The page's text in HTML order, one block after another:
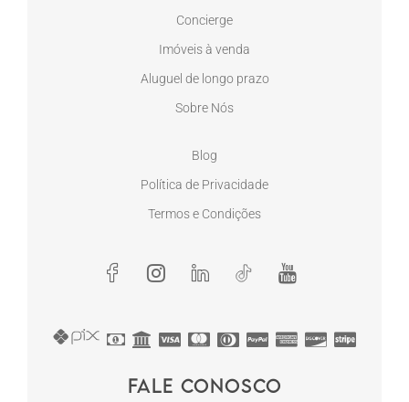
Concierge
Imóveis à venda
Aluguel de longo prazo
Sobre Nós
Blog
Política de Privacidade
Termos e Condições
Fale conosco